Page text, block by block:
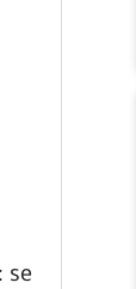
se